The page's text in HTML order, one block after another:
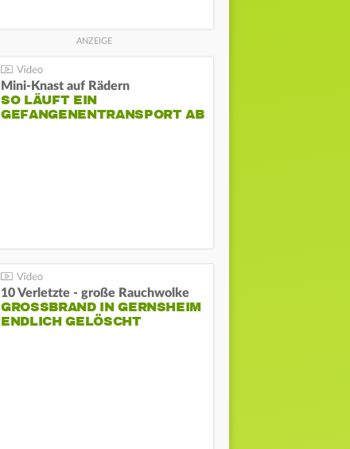
Mini-Knast auf Rädern
SO LÄUFT EIN
GEFANGENENTRANSPORT AB
10 Verletzte - große Rauchwolke
GROSSBRAND IN GERNSHEIM E
NDLICH GELÖSCHT